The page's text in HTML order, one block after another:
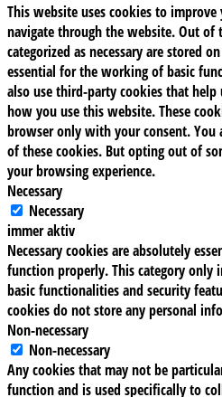
This website uses cookies to
navigate through the website. Out of
categorized as necessary are stored
essential for the working of basic
also use third-party cookies that help
how you use this website. These
browser only with your consent.
of these cookies. But opting out of
your browsing experience.
Necessary
Necessary
immer aktiv
Necessary cookies are absolutely
function properly. This category only
basic functionalities and security
cookies do not store any personal
Non-necessary
Non-necessary
Any cookies that may not be
function and is used specifically to